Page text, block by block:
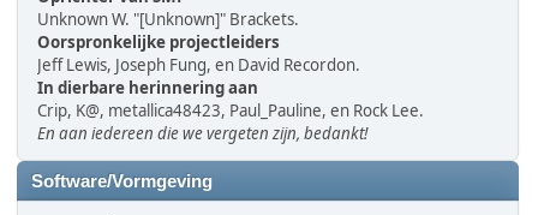
Unknown W. "[Unknown]" Brackets.
Oorspronkelijke projectleiders
Jeff Lewis, Joseph Fung, en David Recordon.
In dierbare herinnering aan
Crip, K@, metallica48423, Paul_Pauline, en Rock Lee.
En aan iedereen die we vergeten zijn, bedankt!
Software/Vormgeving